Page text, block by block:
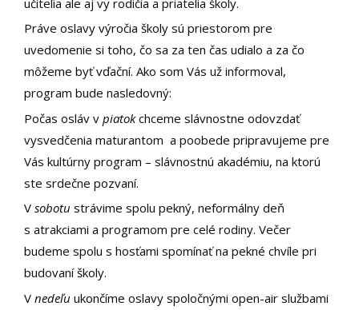
Práve oslavy výročia školy sú priestorom pre
uvedomenie si toho, čo sa za ten čas udialo a za čo
môžeme byť vďační. Ako som Vás už informoval,
program bude nasledovný:
Počas osláv v piatokchceme slávnostne odovzdať
vysvedčenia maturantom a poobede pripravujeme pre
Vás kultúrny program – slávnostnú akadémiu, na ktorú
ste srdečne pozvaní.
V sobotu strávime spolu pekný, neformálny deň
s atrakciami a programom pre celé rodiny. Večer
budeme spolu s hosťami spomínať na pekné chvíle pri
budovaní školy.
V nedeľu ukončíme oslavy spoločnými open-air službami